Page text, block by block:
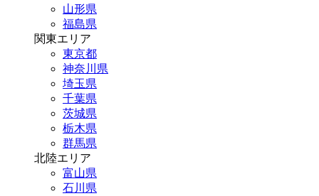
山形県
福島県
関東エリア
東京都
神奈川県
埼玉県
千葉県
茨城県
栃木県
群馬県
北陸エリア
富山県
石川県